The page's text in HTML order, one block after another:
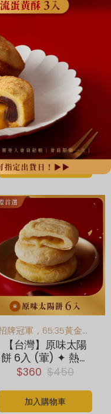
日本靜岡抹茶加量2.5倍！重度抹茶控必吃
【台灣】特濃靜岡
抹茶太陽餅 6入 (奶
素)
$430
加入購物車
招牌冠軍，65:35黃金比例
【台灣】原味太陽
餅 6入 (葷) ✦ 熱銷
NO.1
$360 $450
加入購物車